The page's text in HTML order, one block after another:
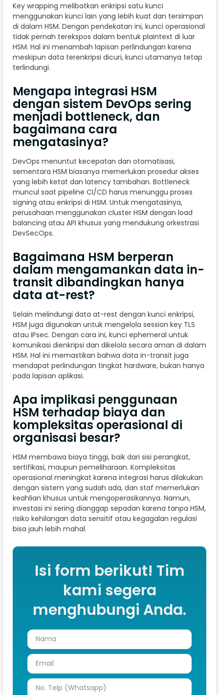
Key wrapping melibatkan enkripsi satu kunci
menggunakan kunci lain yang lebih kuat dan tersimpan
di dalam HSM. Dengan pendekatan ini, kunci operasional
tidak pernah terekspos dalam bentuk plaintext di luar
HSM. Hal ini menambah lapisan perlindungan karena
meskipun data terenkripsi dicuri, kunci utamanya tetap
terlindungi.
Mengapa integrasi HSM
dengan sistem DevOps sering
menjadi bottleneck, dan
bagaimana cara
mengatasinya?
DevOps menuntut kecepatan dan otomatisasi,
sementara HSM biasanya memerlukan prosedur akses
yang lebih ketat dan latency tambahan. Bottleneck
muncul saat pipeline CI/CD harus menunggu proses
signing atau enkripsi di HSM. Untuk mengatasinya,
perusahaan menggunakan cluster HSM dengan load
balancing atau API khusus yang mendukung orkestrasi
DevSecOps.
Bagaimana HSM berperan
dalam mengamankan data in-
transit dibandingkan hanya
data at-rest?
Selain melindungi data at-rest dengan kunci enkripsi,
HSM juga digunakan untuk mengelola session key TLS
atau IPsec. Dengan cara ini, kunci ephemeral untuk
komunikasi dienkripsi dan dikelola secara aman di dalam
HSM. Hal ini memastikan bahwa data in-transit juga
mendapat perlindungan tingkat hardware, bukan hanya
pada lapisan aplikasi.
Apa implikasi penggunaan
HSM terhadap biaya dan
kompleksitas operasional di
organisasi besar?
HSM membawa biaya tinggi, baik dari sisi perangkat,
sertifikasi, maupun pemeliharaan. Kompleksitas
operasional meningkat karena integrasi harus dilakukan
dengan sistem yang sudah ada, dan staf memerlukan
keahlian khusus untuk mengoperasikannya. Namun,
investasi ini sering dianggap sepadan karena tanpa HSM,
risiko kehilangan data sensitif atau kegagalan regulasi
bisa jauh lebih mahal.
Isi form berikut! Tim
kami segera
menghubungi Anda.